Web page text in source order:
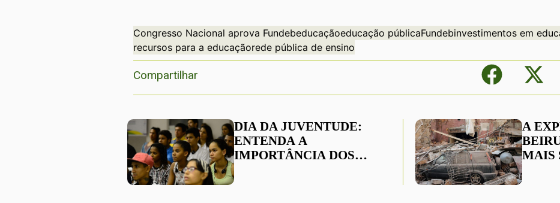
Congresso Nacional aprova Fundebeducaçãoeducação públicaFundebinvestimentos em
recursos para a educaçãorede pública de ensino
Compartilhar
DIA DA JUVENTUDE:
ENTENDA A
IMPORTÂNCIA DOS
A
MAIS